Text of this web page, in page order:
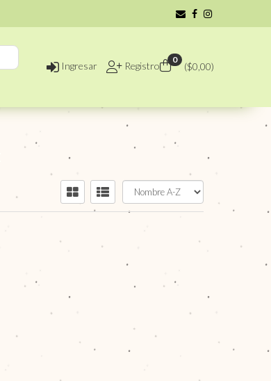
Ingresar Registro
0
($0,00)